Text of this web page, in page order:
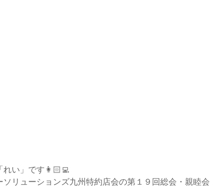
れい」です👩🏻‍💻
リューションズ九州特約店会の第１９回総会・親睦会